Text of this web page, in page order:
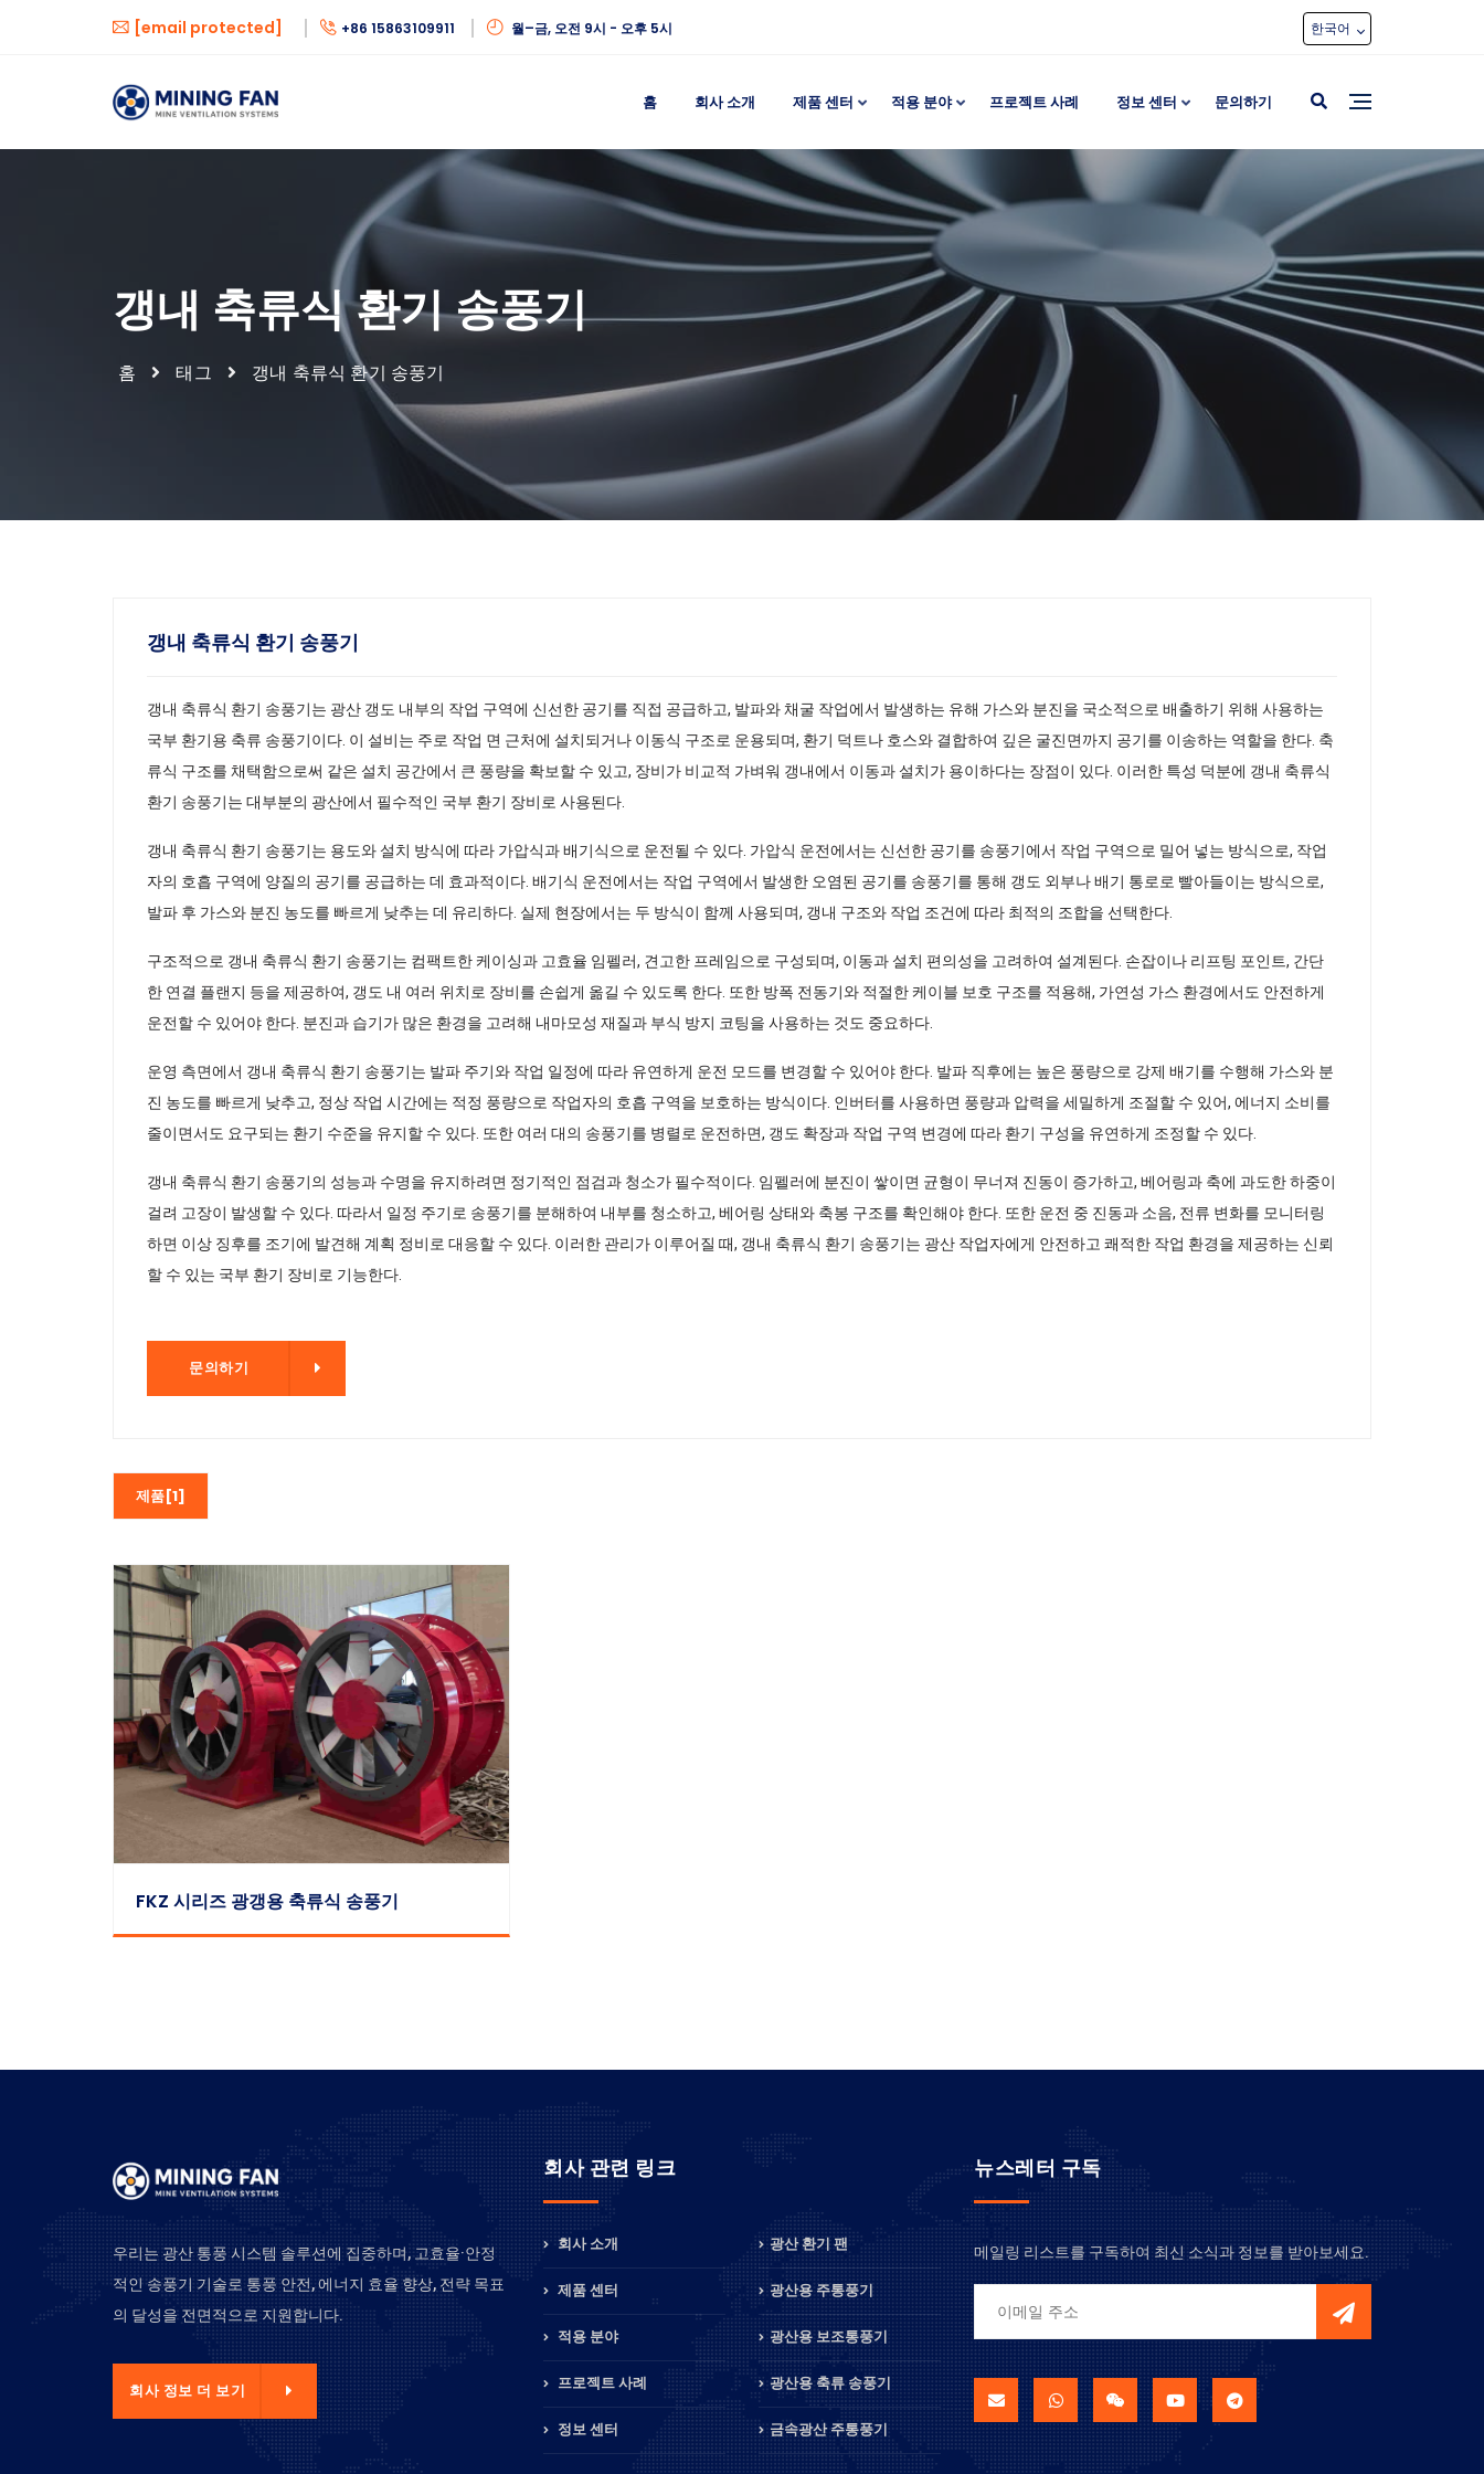
[email protected] +86 15863109911 월–금, 오전 9시 - 오후 5시 한국어
홈 회사 소개 제품 센터 적용 분야 프로젝트 사례 정보 센터 문의하기
갱내 축류식 환기 송풍기
홈 태그 갱내 축류식 환기 송풍기
갱내 축류식 환기 송풍기
갱내 축류식 환기 송풍기는 광산 갱도 내부의 작업 구역에 신선한 공기를 직접 공급하고, 발파와 채굴 작업에서 발생하는 유해 가스와 분진을 국소적으로 배출하기 위해 사용하는
국부 환기용 축류 송풍기이다. 이 설비는 주로 작업 면 근처에 설치되거나 이동식 구조로 운용되며, 환기 덕트나 호스와 결합하여 깊은 굴진면까지 공기를 이송하는 역할을 한다. 축
류식 구조를 채택함으로써 같은 설치 공간에서 큰 풍량을 확보할 수 있고, 장비가 비교적 가벼워 갱내에서 이동과 설치가 용이하다는 장점이 있다. 이러한 특성 덕분에 갱내 축류식
환기 송풍기는 대부분의 광산에서 필수적인 국부 환기 장비로 사용된다.
갱내 축류식 환기 송풍기는 용도와 설치 방식에 따라 가압식과 배기식으로 운전될 수 있다. 가압식 운전에서는 신선한 공기를 송풍기에서 작업 구역으로 밀어 넣는 방식으로, 작업
자의 호흡 구역에 양질의 공기를 공급하는 데 효과적이다. 배기식 운전에서는 작업 구역에서 발생한 오염된 공기를 송풍기를 통해 갱도 외부나 배기 통로로 빨아들이는 방식으로,
발파 후 가스와 분진 농도를 빠르게 낮추는 데 유리하다. 실제 현장에서는 두 방식이 함께 사용되며, 갱내 구조와 작업 조건에 따라 최적의 조합을 선택한다.
구조적으로 갱내 축류식 환기 송풍기는 컴팩트한 케이싱과 고효율 임펠러, 견고한 프레임으로 구성되며, 이동과 설치 편의성을 고려하여 설계된다. 손잡이나 리프팅 포인트, 간단
한 연결 플랜지 등을 제공하여, 갱도 내 여러 위치로 장비를 손쉽게 옮길 수 있도록 한다. 또한 방폭 전동기와 적절한 케이블 보호 구조를 적용해, 가연성 가스 환경에서도 안전하게
운전할 수 있어야 한다. 분진과 습기가 많은 환경을 고려해 내마모성 재질과 부식 방지 코팅을 사용하는 것도 중요하다.
운영 측면에서 갱내 축류식 환기 송풍기는 발파 주기와 작업 일정에 따라 유연하게 운전 모드를 변경할 수 있어야 한다. 발파 직후에는 높은 풍량으로 강제 배기를 수행해 가스와 분
진 농도를 빠르게 낮추고, 정상 작업 시간에는 적정 풍량으로 작업자의 호흡 구역을 보호하는 방식이다. 인버터를 사용하면 풍량과 압력을 세밀하게 조절할 수 있어, 에너지 소비를
줄이면서도 요구되는 환기 수준을 유지할 수 있다. 또한 여러 대의 송풍기를 병렬로 운전하면, 갱도 확장과 작업 구역 변경에 따라 환기 구성을 유연하게 조정할 수 있다.
갱내 축류식 환기 송풍기의 성능과 수명을 유지하려면 정기적인 점검과 청소가 필수적이다. 임펠러에 분진이 쌓이면 균형이 무너져 진동이 증가하고, 베어링과 축에 과도한 하중이
걸려 고장이 발생할 수 있다. 따라서 일정 주기로 송풍기를 분해하여 내부를 청소하고, 베어링 상태와 축봉 구조를 확인해야 한다. 또한 운전 중 진동과 소음, 전류 변화를 모니터링
하면 이상 징후를 조기에 발견해 계획 정비로 대응할 수 있다. 이러한 관리가 이루어질 때, 갱내 축류식 환기 송풍기는 광산 작업자에게 안전하고 쾌적한 작업 환경을 제공하는 신뢰
할 수 있는 국부 환기 장비로 기능한다.
문의하기
제품[1]
FKZ 시리즈 광갱용 축류식 송풍기
우리는 광산 통풍 시스템 솔루션에 집중하며, 고효율·안정
적인 송풍기 기술로 통풍 안전, 에너지 효율 향상, 전략 목표
의 달성을 전면적으로 지원합니다.
회사 정보 더 보기
회사 관련 링크
회사 소개
제품 센터
적용 분야
프로젝트 사례
정보 센터
광산 환기 팬
광산용 주통풍기
광산용 보조통풍기
광산용 축류 송풍기
금속광산 주통풍기
뉴스레터 구독
메일링 리스트를 구독하여 최신 소식과 정보를 받아보세요.